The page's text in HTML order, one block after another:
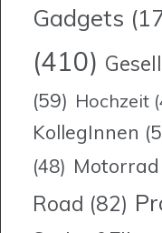
Gadgets
(410)
(59) Hochzeit
KollegInnen
(48) Motorrad
Road (82)